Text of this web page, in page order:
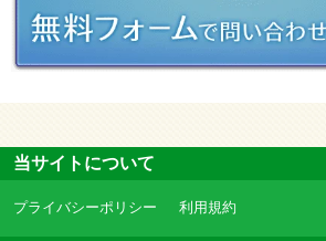
当サイトについて
プライバシーポリシー 利用規約